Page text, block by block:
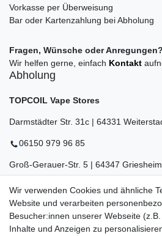
Vorkasse per Überweisung
Bar oder Kartenzahlung bei Abholung
Fragen, Wünsche oder Anregungen?
Wir helfen gerne, einfach Kontakt
Abholung
TOPCOIL Vape Stores
Darmstädter Str. 31c | 64331
06150 979 96 85
Groß-Gerauer-Str. 5 | 64347 Griesheim
06155 834 88 58
Eberstädter Str. 21 | 64319 Pfungstadt
06157 984 88 55
Wir verwenden Cookies und ähnliche
Website und verarbeiten
Besucher:innen unserer Webseite
Inhalte und Anzeigen zu